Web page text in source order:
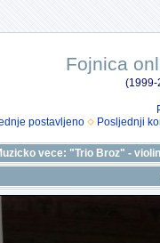
Fojnica
(1999-
postavljeno
Posljednji
vece: "Trio Broz" -